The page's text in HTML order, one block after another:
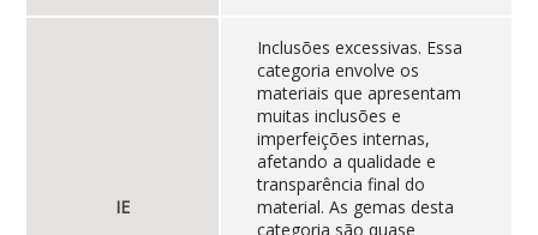
IE
Inclusões excessivas. Essa
categoria envolve os
materiais que apresentam
muitas inclusões e
imperfeições internas,
afetando a qualidade e
transparência final do
material. As gemas desta
categoria são quase